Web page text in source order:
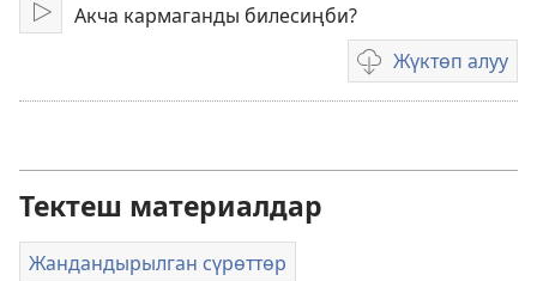
Ойнотуу
Акча кармаганды билесиңби?
Жүктөп алуу
Видеону
жүктөп
Тектеш материалдар
Жандандырылган сүрөттөр